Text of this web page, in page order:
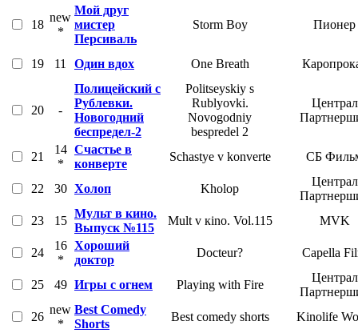
18
new
*
Мой друг
мистер
Персиваль
Storm Boy Пионер
19 11 Один вдох One Breath
20 -
Полицейский с
Рублевки.
Новогодний
беспредел-2
Politseyskiy s
Rublyovki.
Novogodniy
bespredel 2
Централ
21
14
*
Счастье в
конверте
Schastye v konverte СБ
22 30 Холоп Kholop
Централ
23
15
Мульт в кино.
Выпуск №115
Mult v кino. Vol.115 MVK
24
16
*
Хороший
доктор
Docteur? Capella
25 49 Игры с огнем Playing with Fire
Централ
26
new
*
Best Comedy
Shorts
Best comedy shorts Kinolife